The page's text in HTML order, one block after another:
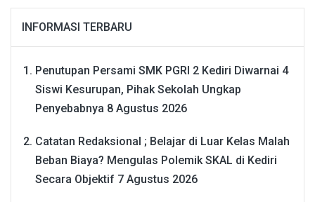
INFORMASI TERBARU
Penutupan Persami SMK PGRI 2 Kediri Diwarnai 4
Siswi Kesurupan, Pihak Sekolah Ungkap
Penyebabnya 8 Agustus 2026
Catatan Redaksional ; Belajar di Luar Kelas Malah
Beban Biaya? Mengulas Polemik SKAL di Kediri
Secara Objektif 7 Agustus 2026